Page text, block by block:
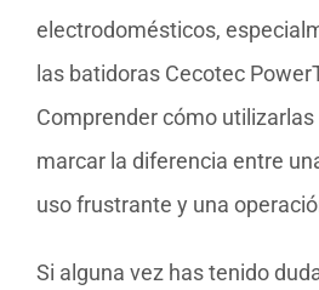
electrodomésticos,
las batidoras Cecotec
Comprender cómo
marcar la diferencia entre
uso frustrante y una
Si alguna vez has tenido